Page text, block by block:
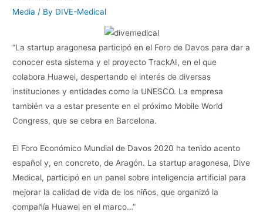
Media / By DIVE-Medical
“La startup aragonesa participó en el Foro de Davos para dar a
conocer esta sistema y el proyecto TrackAI, en el que
colabora Huawei, despertando el interés de diversas
instituciones y entidades como la UNESCO. La empresa
también va a estar presente en el próximo Mobile World
Congress, que se cebra en Barcelona.
El Foro Económico Mundial de Davos 2020 ha tenido acento
español y, en concreto, de Aragón. La startup aragonesa, Dive
Medical, participó en un panel sobre inteligencia artificial para
mejorar la calidad de vida de los niños, que organizó la
compañía Huawei en el marco…”